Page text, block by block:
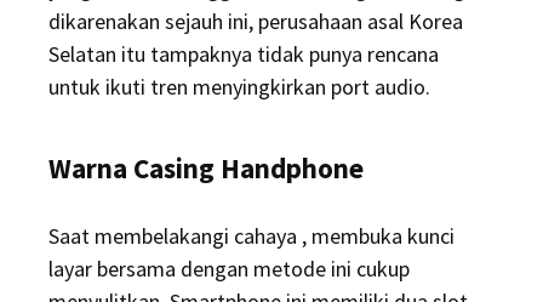
dikarenakan sejauh ini, perusahaan asal Korea
Selatan itu tampaknya tidak punya rencana
untuk ikuti tren menyingkirkan port audio.
Warna Casing Handphone
Saat membelakangi cahaya , membuka kunci
layar bersama dengan metode ini cukup